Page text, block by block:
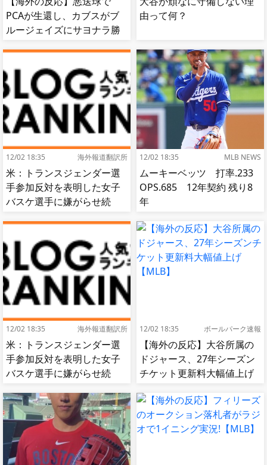
PCAが生還し、カブスがブ
ルージェイズにサヨナラ勝
由って何？
12/02 18:35 海外報道翻訳所
米：トランスジェンダー選
手参加反対を表明した女子
バスケ選手に嫌がらせ続
反応]
12/02 18:35 MLB NEWS
ムーキーベッツ 打率.233
OPS.685 12年契約 残り8
年
12/02 18:35 海外報道翻訳所
米：トランスジェンダー選
手参加反対を表明した女子
バスケ選手に嫌がらせ続
肘鉄を顔面に食らう[海外の
反応]
12/02 18:35 ボールパーク速報
【海外の反応】大谷所属の
ドジャース、27年シーズン
チケット更新料大幅値上げ